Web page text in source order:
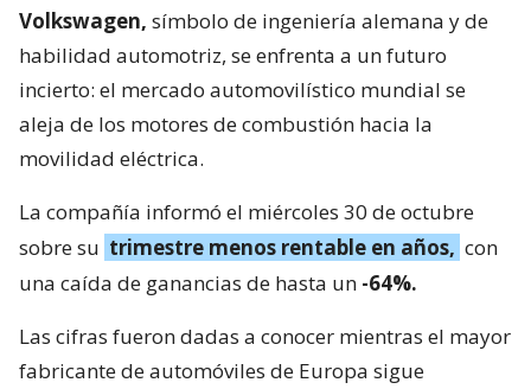
Volkswagen, símbolo de ingeniería alemana y de
habilidad automotriz, se enfrenta a un futuro
incierto: el mercado automovilístico mundial se
aleja de los motores de combustión hacia la
movilidad eléctrica.
La compañía informó el miércoles 30 de octubre
sobre su trimestre menos rentable en años, con
una caída de ganancias de hasta un -64%.
Las cifras fueron dadas a conocer mientras el mayor
fabricante de automóviles de Europa sigue